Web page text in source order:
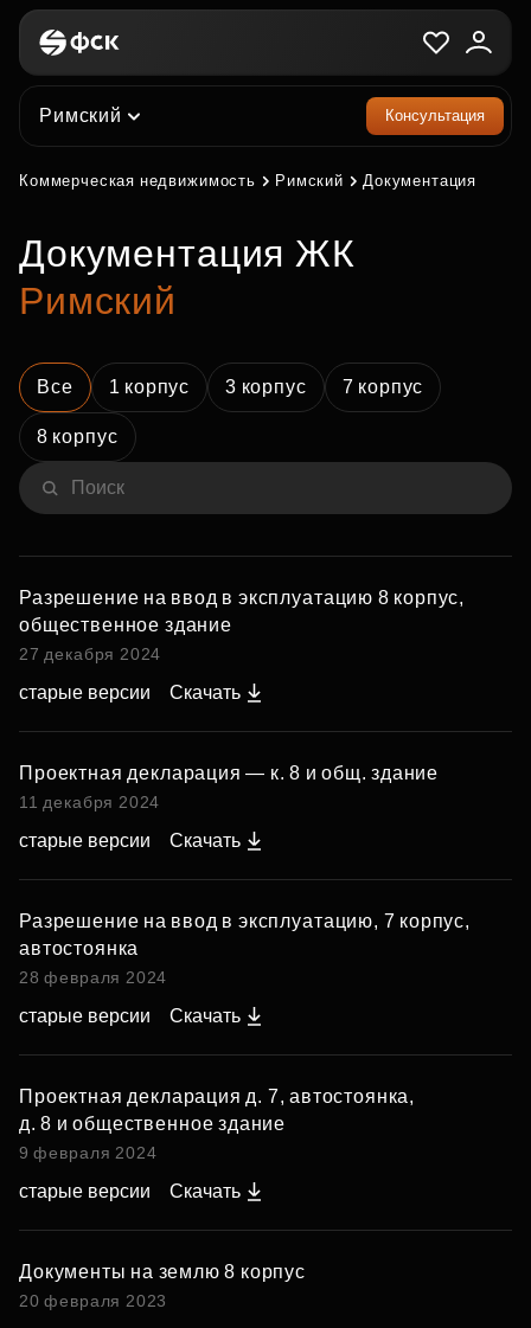
Римский Консультация
Коммерческая недвижимость Римский Документация
Документация ЖК
Римский
Все 1 корпус 3 корпус 7 корпус
8 корпус
Разрешение на ввод в эксплуатацию 8 корпус,
общественное здание
27 декабря 2024
старые версии Скачать
Проектная декларация — к. 8 и общ. здание
11 декабря 2024
старые версии Скачать
Разрешение на ввод в эксплуатацию, 7 корпус,
автостоянка
28 февраля 2024
старые версии Скачать
Проектная декларация д. 7, автостоянка,
д. 8 и общественное здание
9 февраля 2024
старые версии Скачать
Документы на землю 8 корпус
20 февраля 2023